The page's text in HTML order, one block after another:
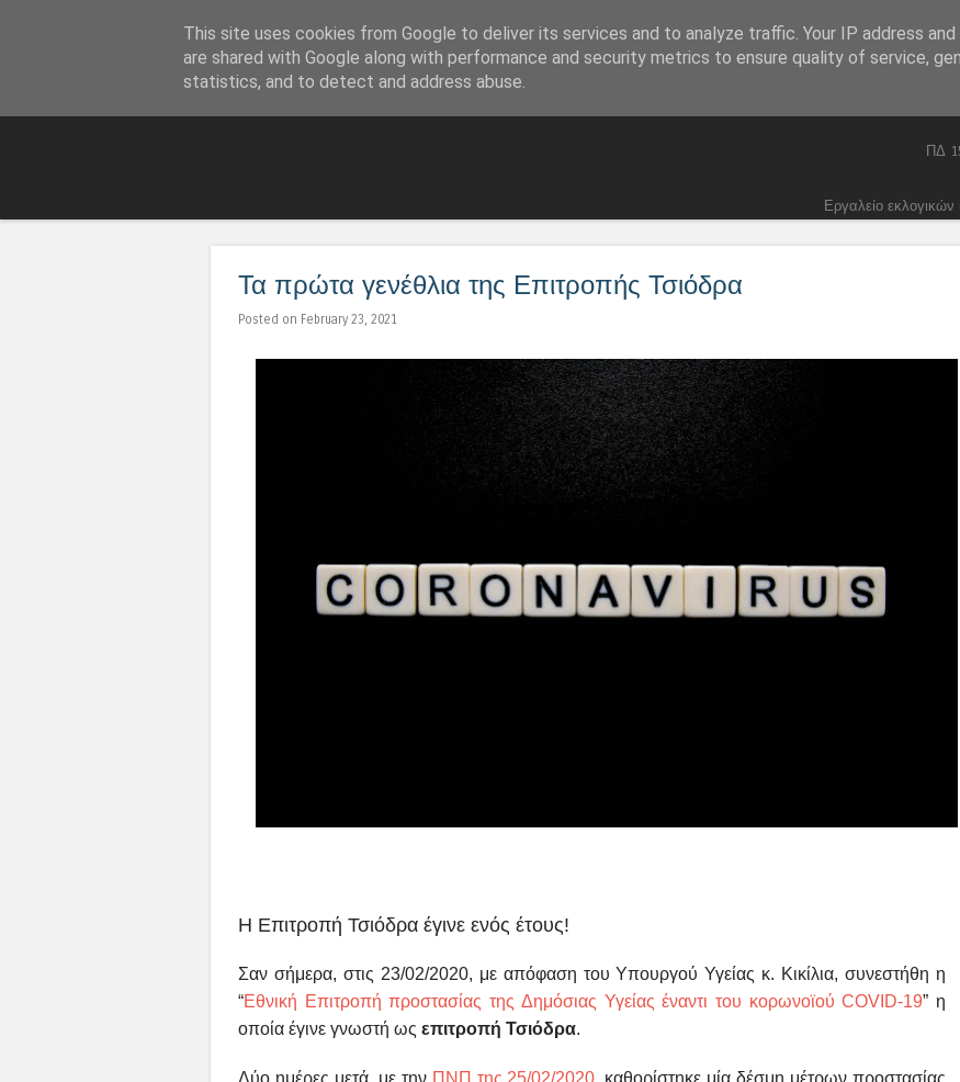
LoNinja.gr Menu
Skip to contentHome
Συνταγματικά
ΠΔ
Εργαλείο
Τα πρώτα γενέθλια της Επιτροπής Τσιόδρα
Posted on February 23, 2021
Η Επιτροπή Τσιόδρα έγινε ενός έτους!
Σαν σήμερα, στις 23/02/2020, με απόφαση του Υπουργού Υγείας κ. Κικίλια, συνεστήθη η
“Εθνική Επιτροπή προστασίας της Δημόσιας Υγείας έναντι του κορωνοϊού COVID-19” η
οποία έγινε γνωστή ως επιτροπή Τσιόδρα.
Δύο ημέρες μετά, με την ΠΝΠ της 25/02/2020, καθορίστηκε μία δέσμη μέτρων προστασίας
This site uses cookies from Google to deliver its services and to analyze traffic. Your IP address
are shared with Google along with performance and security metrics to ensure quality of service,
statistics, and to detect and address abuse.